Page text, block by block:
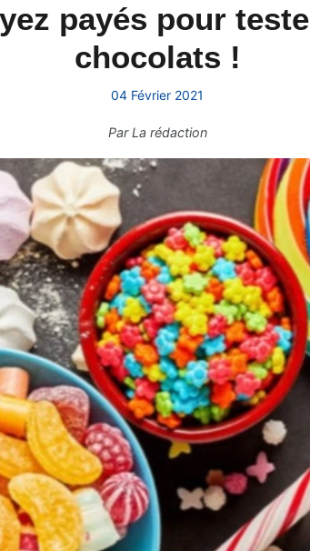
payés pour
chocolats !
04 Février 2021
ParLa rédaction